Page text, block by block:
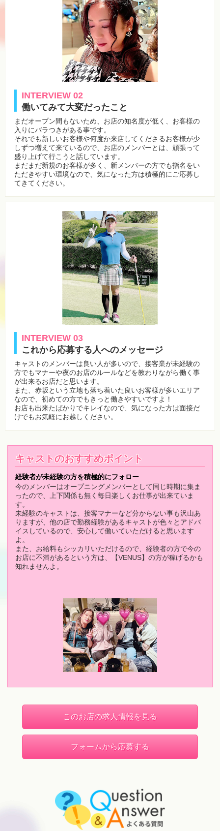
INTERVIEW 02
働いてみて大変だったこと
まだオープン間もないため、お店の知名度が低く、お客様の
入りにバラつきがある事です。
それでも新しいお客様や何度か来店してくださるお客様が少
しずつ増えて来ているので、お店のメンバーとは、頑張って
盛り上げて行こうと話しています。
まだまだ新規のお客様が多く、新メンバーの方でも指名をい
ただきやすい環境なので、気になった方は積極的にご応募し
てきてください。
INTERVIEW 03
これから応募する人へのメッセージ
キャストのメンバーは良い人が多いので、接客業が未経験の
方でもマナーや夜のお店のルールなどを教わりながら働く事
が出来るお店だと思います。
また、赤坂という立地も落ち着いた良いお客様が多いエリア
なので、初めての方でもきっと働きやすいですよ！
お店も出来たばかりでキレイなので、気になった方は面接だ
けでもお気軽にお越しください。
キャストのおすすめポイント
経験者が未経験の方を積極的にフォロー
今のメンバーはオープニングメンバーとして同じ時期に集ま
ったので、上下関係も無く毎日楽しくお仕事が出来ていま
す。
未経験のキャストは、接客マナーなど分からない事も沢山あ
りますが、他の店で勤務経験があるキャストが色々とアドバ
イスしているので、安心して働いていただけると思います
よ。
また、お給料もシッカリいただけるので、経験者の方で今の
お店に不満があるという方は、【VENUS】の方が稼げるかも
知れませんよ。
このお店の求人情報を見る
フォームから応募する